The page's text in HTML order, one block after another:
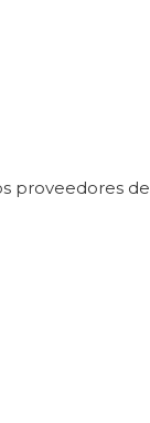
proveedores de